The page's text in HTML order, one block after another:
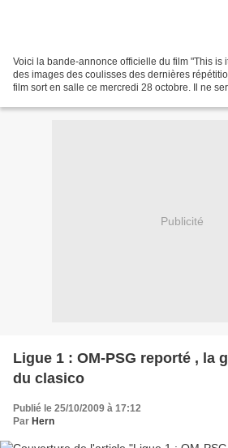
Voici la bande-annonce officielle du film "This is
des images des coulisses des dernières
film sort en salle ce mercredi 28 octobre. Il ne
Publicité
Ligue 1 : OM-PSG reporté , la
du clasico
Publié le 25/10/2009 à 17:12
Par Hern